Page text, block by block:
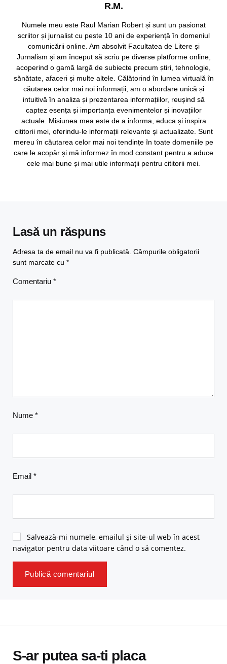
R.M.
Numele meu este Raul Marian Robert și sunt un pasionat
scriitor și jurnalist cu peste 10 ani de experiență în domeniul
comunicării online. Am absolvit Facultatea de Litere și
Jurnalism și am început să scriu pe diverse platforme online,
acoperind o gamă largă de subiecte precum știri, tehnologie,
sănătate, afaceri și multe altele. Călătorind în lumea virtuală în
căutarea celor mai noi informații, am o abordare unică și
intuitivă în analiza și prezentarea informațiilor, reușind să
captez esența și importanța evenimentelor și inovațiilor
actuale. Misiunea mea este de a informa, educa și inspira
cititorii mei, oferindu-le informații relevante și actualizate. Sunt
mereu în căutarea celor mai noi tendințe în toate domeniile pe
care le acopăr și mă informez în mod constant pentru a aduce
cele mai bune și mai utile informații pentru cititorii mei.
Lasă un răspuns
Adresa ta de email nu va fi publicată. Câmpurile obligatorii
sunt marcate cu *
Comentariu *
Nume *
Email *
Salvează-mi numele, emailul și site-ul web în acest
navigator pentru data viitoare când o să comentez.
S-ar putea sa-ti placa